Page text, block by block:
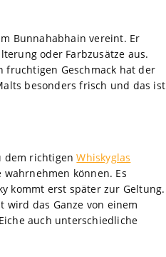
Bunnahabhain vereint. Er
oder Farbzusätze aus.
fruchtigen Geschmack hat der
besonders frisch und das ist
dem richtigenWhiskyglas
können. Es
kommt erst später zur Geltung.
das Ganze von einem
auch unterschiedliche